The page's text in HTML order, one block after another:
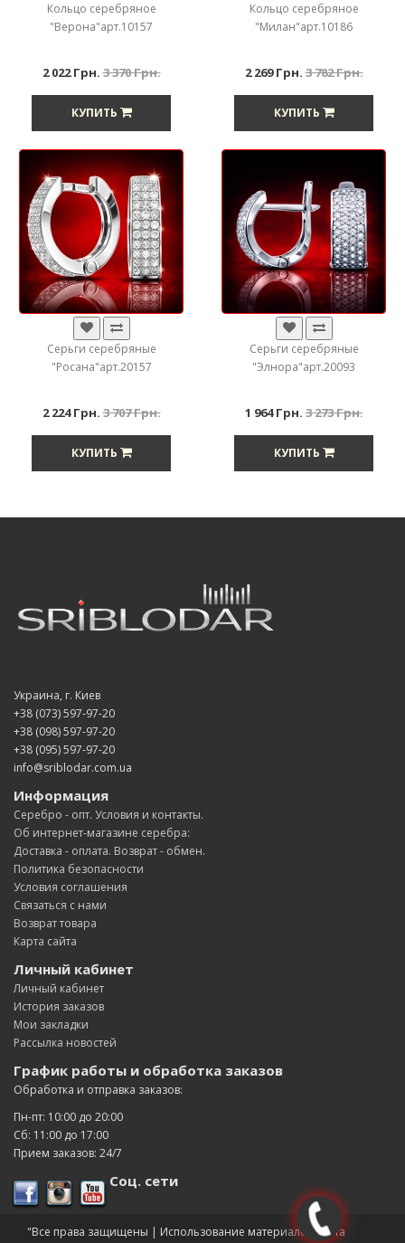
Кольцо серебряное
"Верона"арт.10157
2 022 Грн.3 370 Грн.
КУПИТЬ
Кольцо серебряное
"Милан"арт.10186
2 269 Грн.3 782 Грн.
КУПИТЬ
Серьги серебряные
"Росана"арт.20157
2 224 Грн.3 707 Грн.
КУПИТЬ
Серьги серебряные
"Элнора"арт.20093
1 964 Грн.3 273 Грн.
КУПИТЬ
Украина, г. Киев
+38 (073) 597-97-20
+38 (098) 597-97-20
+38 (095) 597-97-20
info@sriblodar.com.ua
Информация
Серебро - опт. Условия и контакты.
Об интернет-магазине серебра:
Доставка - оплата. Возврат - обмен.
Политика безопасности
Условия соглашения
Связаться с нами
Возврат товара
Карта сайта
Личный кабинет
Личный кабинет
История заказов
Мои закладки
Рассылка новостей
График работы и обработка заказов
Обработка и отправка заказов:
Пн-пт: 10:00 до 20:00
Сб: 11:00 до 17:00
Прием заказов: 24/7
Соц. сети
"Все права защищены | Использование материалов сайта